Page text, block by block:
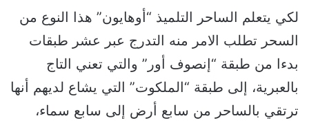
لكي يتعلم الساحر التلميذ “أوهايون” هذا النوع من
السحر تطلب الامر منه التدرج عبر عشر طبقات
بدءا من طبقة “إنصوف أور” والتي تعني التاج
بالعبرية، إلى طبقة “الملكوت” التي يشاع لديهم أنها
ترتقي بالساحر من سابع أرض إلى سابع سماء،